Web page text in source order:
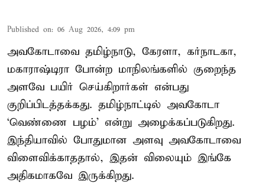
Published on: 06 Aug 2026, 4:09 pm
அவகோடாவை தமிழ்நாடு, கேரளா, கர்நாடகா,
மகாராஷ்டிரா போன்ற மாநிலங்களில் குறைந்த
அளவே பயிர் செய்கிறார்கள் என்பது
குறிப்பிடத்தக்கது. தமிழ்நாட்டில் அவகோடா
‘வெண்ணை பழம்’ என்று அழைக்கப்படுகிறது.
இந்தியாவில் போதுமான அளவு அவகோடாவை
விளைவிக்காததால், இதன் விலையும் இங்கே
அதிகமாகவே இருக்கிறது.